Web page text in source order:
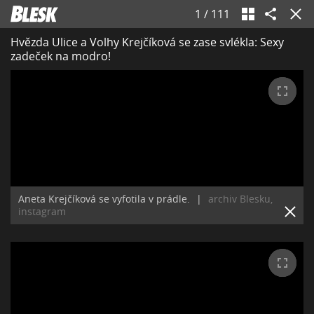
1 / 111
Hvězda Ulice a Volhy Krejčíková se zase svlékla: Sexy
zadeček na modro!
Aneta Krejčíková se vyfotila v prádle. |
archiv Blesku,
instagram